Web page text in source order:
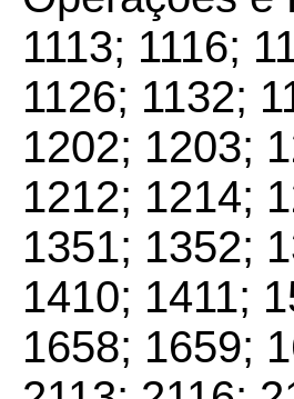
1113; 1116;
1126; 1132;
1202; 1203;
1212; 1214;
1351; 1352;
1410; 1411;
1658; 1659;